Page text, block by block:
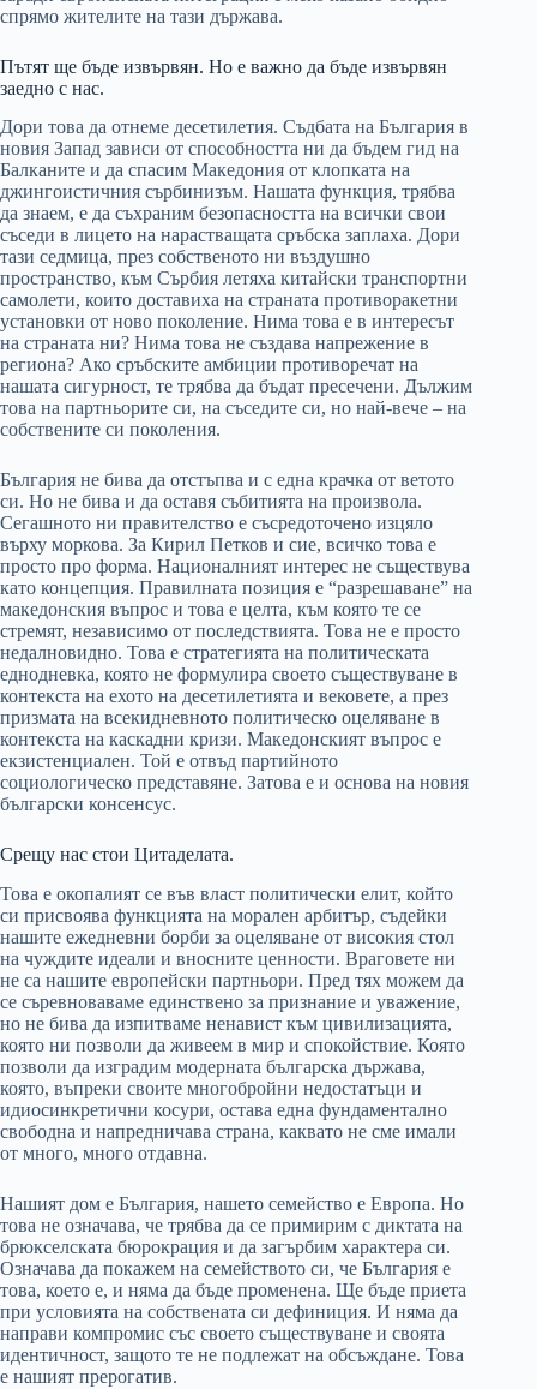
спрямо жителите на тази държава.
Пътят ще бъде извървян. Но е важно да бъде извървян
заедно с нас.
Дори това да отнеме десетилетия. Съдбата на България в
новия Запад зависи от способността ни да бъдем гид на
Балканите и да спасим Македония от клопката на
джингоистичния сърбинизъм. Нашата функция, трябва
да знаем, е да съхраним безопасността на всички свои
съседи в лицето на нарастващата сръбска заплаха. Дори
тази седмица, през собственото ни въздушно
пространство, към Сърбия летяха китайски транспортни
самолети, които доставиха на страната противоракетни
установки от ново поколение. Нима това е в интересът
на страната ни? Нима това не създава напрежение в
региона? Ако сръбските амбиции противоречат на
нашата сигурност, те трябва да бъдат пресечени. Дължим
това на партньорите си, на съседите си, но най-вече – на
собствените си поколения.
България не бива да отстъпва и с една крачка от ветото
си. Но не бива и да оставя събитията на произвола.
Сегашното ни правителство е съсредоточено изцяло
върху моркова. За Кирил Петков и сие, всичко това е
просто про форма. Националният интерес не съществува
като концепция. Правилната позиция е “разрешаване” на
македонския въпрос и това е целта, към която те се
стремят, независимо от последствията. Това не е просто
недалновидно. Това е стратегията на политическата
еднодневка, която не формулира своето съществуване в
контекста на ехото на десетилетията и вековете, а през
призмата на всекидневното политическо оцеляване в
контекста на каскадни кризи. Македонският въпрос е
екзистенциален. Той е отвъд партийното
социологическо представяне. Затова е и основа на новия
български консенсус.
Срещу нас стои Цитаделата.
Това е окопалият се във власт политически елит, който
си присвоява функцията на морален арбитър, съдейки
нашите ежедневни борби за оцеляване от високия стол
на чуждите идеали и вносните ценности. Враговете ни
не са нашите европейски партньори. Пред тях можем да
се съревноваваме единствено за признание и уважение,
но не бива да изпитваме ненавист към цивилизацията,
която ни позволи да живеем в мир и спокойствие. Която
позволи да изградим модерната българска държава,
която, въпреки своите многобройни недостатъци и
идиосинкретични косури, остава една фундаментално
свободна и напредничава страна, каквато не сме имали
от много, много отдавна.
Нашият дом е България, нашето семейство е Европа. Но
това не означава, че трябва да се примирим с диктата на
брюкселската бюрокрация и да загърбим характера си.
Означава да покажем на семейството си, че България е
това, което е, и няма да бъде променена. Ще бъде приета
при условията на собствената си дефиниция. И няма да
направи компромис със своето съществуване и своята
идентичност, защото те не подлежат на обсъждане. Това
е нашият прерогатив.